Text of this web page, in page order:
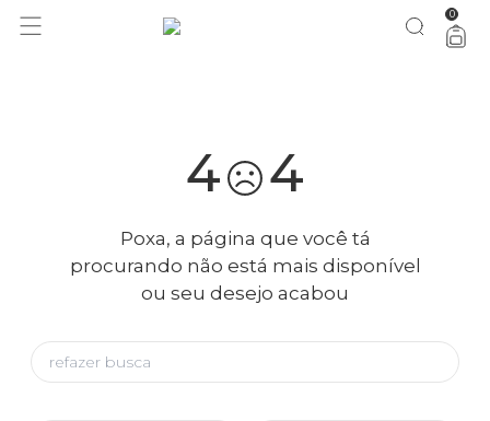
você merece 30% OFF pra comemorar com a gente aproveita! 0
4 4
Poxa, a página que você tá
procurando não está mais disponível
ou seu desejo acabou